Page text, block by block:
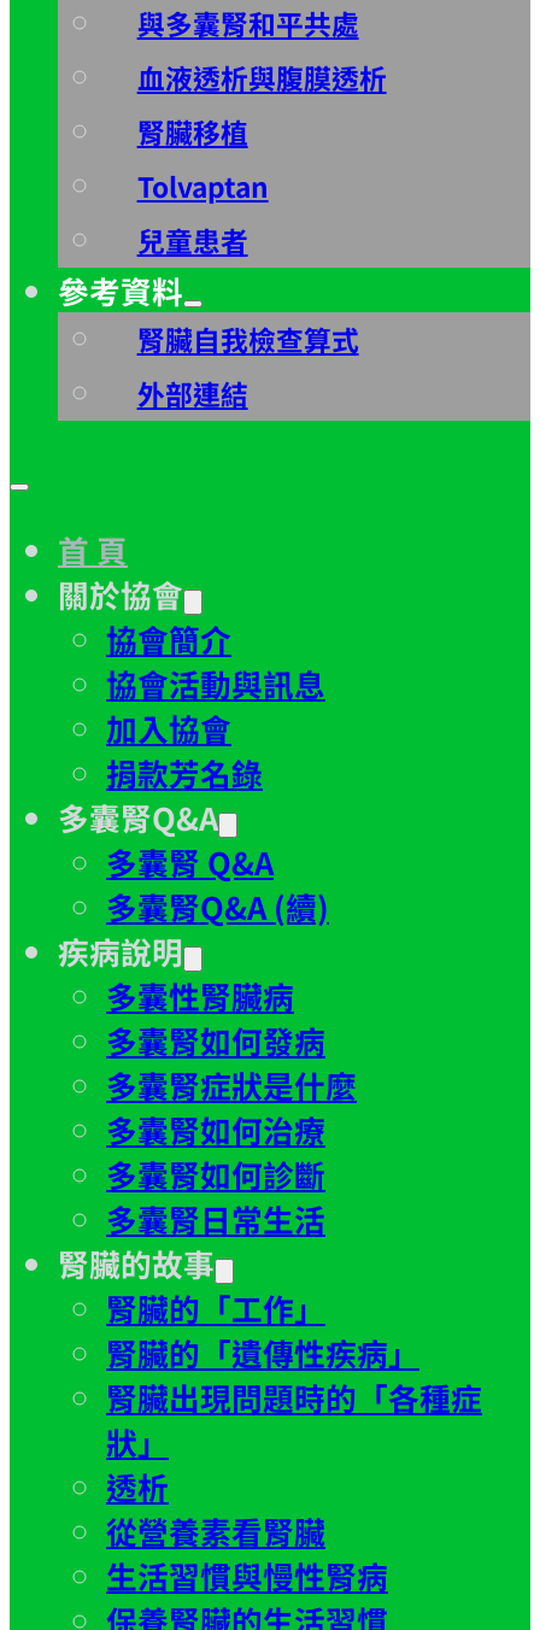
與多囊腎和平共處
血液透析與腹膜透析
腎臟移植
Tolvaptan
兒童患者
參考資料
腎臟自我檢查算式
外部連結
首 頁
關於協會
協會簡介
協會活動與訊息
加入協會
捐款芳名錄
多囊腎Q&A
多囊腎 Q&A
多囊腎Q&A (續)
疾病說明
多囊性腎臟病
多囊腎如何發病
多囊腎症狀是什麼
多囊腎如何治療
多囊腎如何診斷
多囊腎日常生活
腎臟的故事
腎臟的「工作」
腎臟的「遺傳性疾病」
腎臟出現問題時的「各種症
狀」
透析
從營養素看腎臟
生活習慣與慢性腎病
保養腎臟的生活習慣